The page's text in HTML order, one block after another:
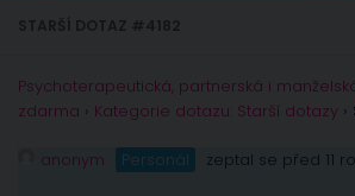
Psychoterapeutická, partnerská i
zdarma › Kategorie dotazu: Starší dotazy ›
anonym Personál zeptal se před 11